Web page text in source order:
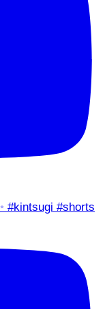
#kintsugi #shorts